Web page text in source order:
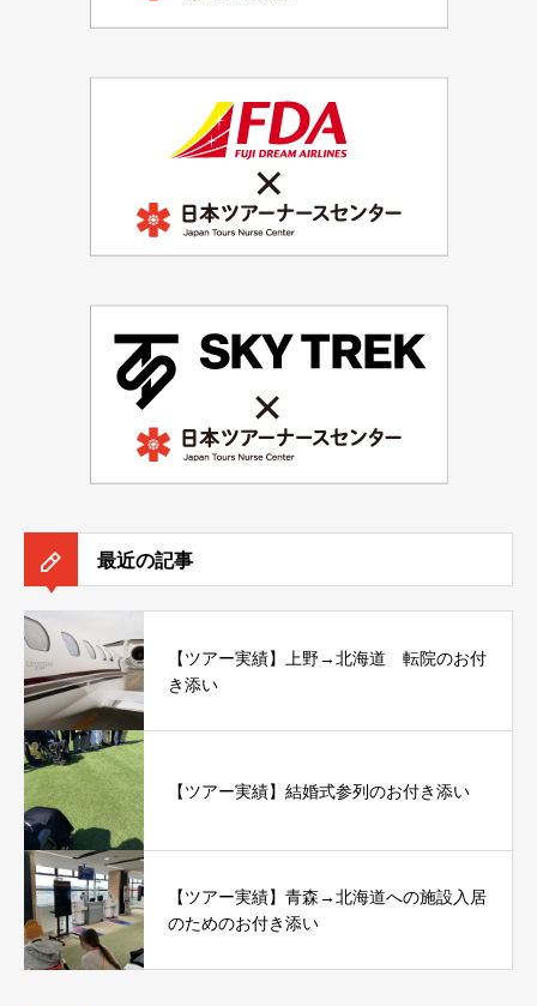
最近の記事
【ツアー実績】上野→北海道 転院のお付
き添い
【ツアー実績】結婚式参列のお付き添い
【ツアー実績】青森→北海道への施設入居
のためのお付き添い